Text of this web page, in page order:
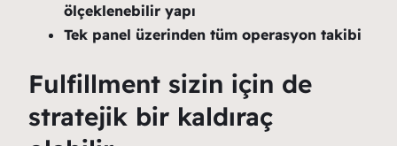
ölçeklenebilir yapı
Tek panel üzerinden tüm operasyon takibi
Fulfillment sizin için de
stratejik bir kaldıraç